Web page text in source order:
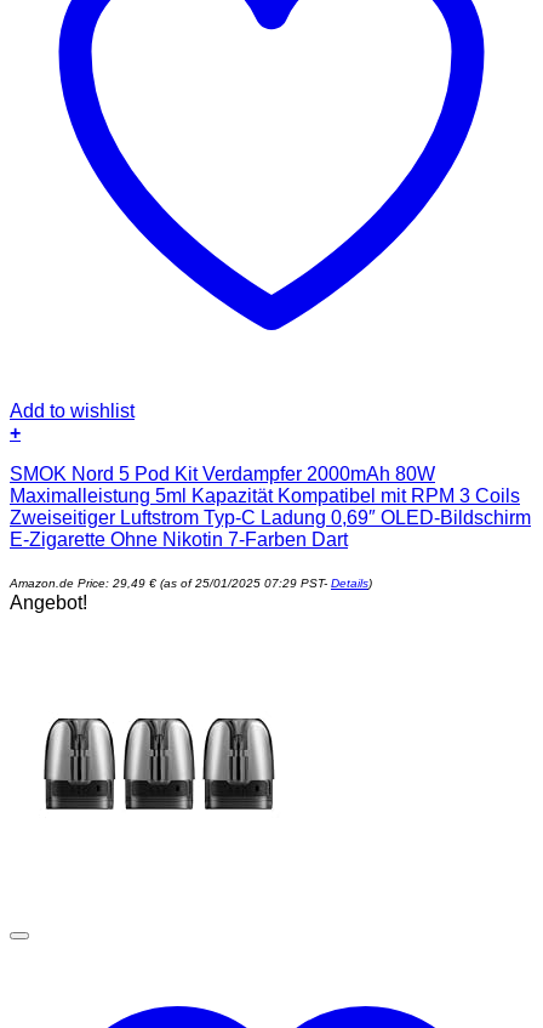
Add to wishlist
+
SMOK Nord 5 Pod Kit Verdampfer 2000mAh 80W
Maximalleistung 5ml Kapazität Kompatibel mit RPM 3 Coils
Zweiseitiger Luftstrom Typ-C Ladung 0,69″ OLED-Bildschirm
E-Zigarette Ohne Nikotin 7-Farben Dart
Amazon.de Price: 29,49 € (as of 25/01/2025 07:29 PST- Details)
Angebot!